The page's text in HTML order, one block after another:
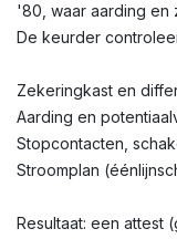
'80, waar aarding en
De keurder
Zekeringkast en
Aarding en
Stopcontacten,
Stroomplan
Resultaat: een attest